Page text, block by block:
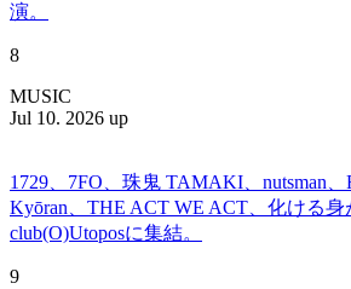
演。
8
MUSIC
Jul 10. 2026 up
1729、7FO、珠鬼 TAMAKI、nutsman、
Kyōran、THE ACT WE ACT、化ける身
club(O)Utoposに集結。
9